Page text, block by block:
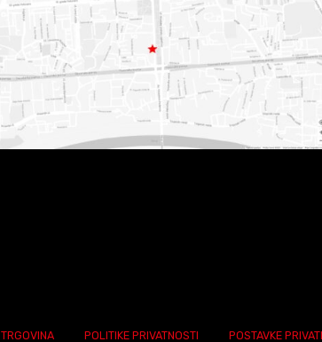
TRGOVINA POLITIKE PRIVATNOSTI POSTAVKE